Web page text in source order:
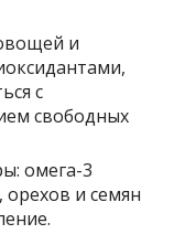
и
с
свободных
омега-3
и семян